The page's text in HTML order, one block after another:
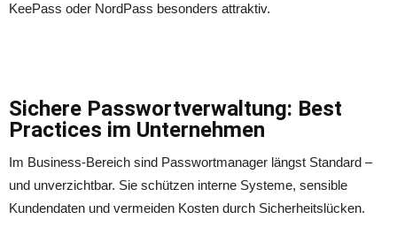
KeePass oder NordPass besonders attraktiv.
Sichere Passwortverwaltung: Best
Practices im Unternehmen
Im Business-Bereich sind Passwortmanager längst Standard –
und unverzichtbar. Sie schützen interne Systeme, sensible
Kundendaten und vermeiden Kosten durch Sicherheitslücken.